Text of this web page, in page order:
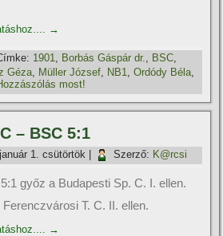
→
1901, Borbás Gáspár dr., BSC,
Géza, Müller József, NB1,Ordódy Béla,
most!
– BSC 5:1
1. csütörtök Szerző: K@rcsi
győz a Budapesti Sp. C. I. ellen.
T. C. II. ellen.
→